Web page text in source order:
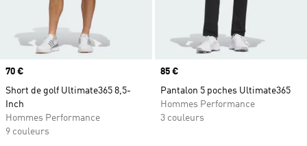
Prix
70 €
Short de golf Ultimate365 8,5-
Inch
Hommes Performance
9 couleurs
Prix
85 €
Pantalon 5 poches Ultimate365
Hommes Performance
3 couleurs